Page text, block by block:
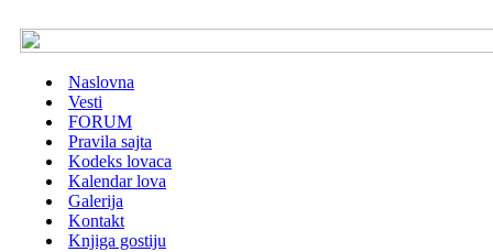
Naslovna
Vesti
FORUM
Pravila sajta
Kodeks lovaca
Kalendar lova
Galerija
Kontakt
Knjiga gostiju